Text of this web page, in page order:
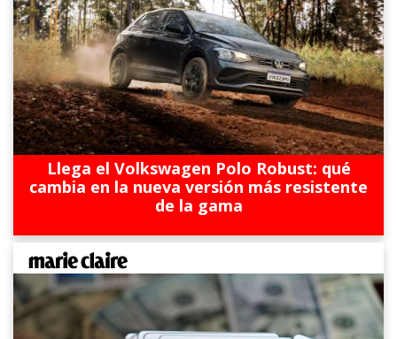
Llega el Volkswagen Polo Robust: qué
cambia en la nueva versión más resistente
de la gama